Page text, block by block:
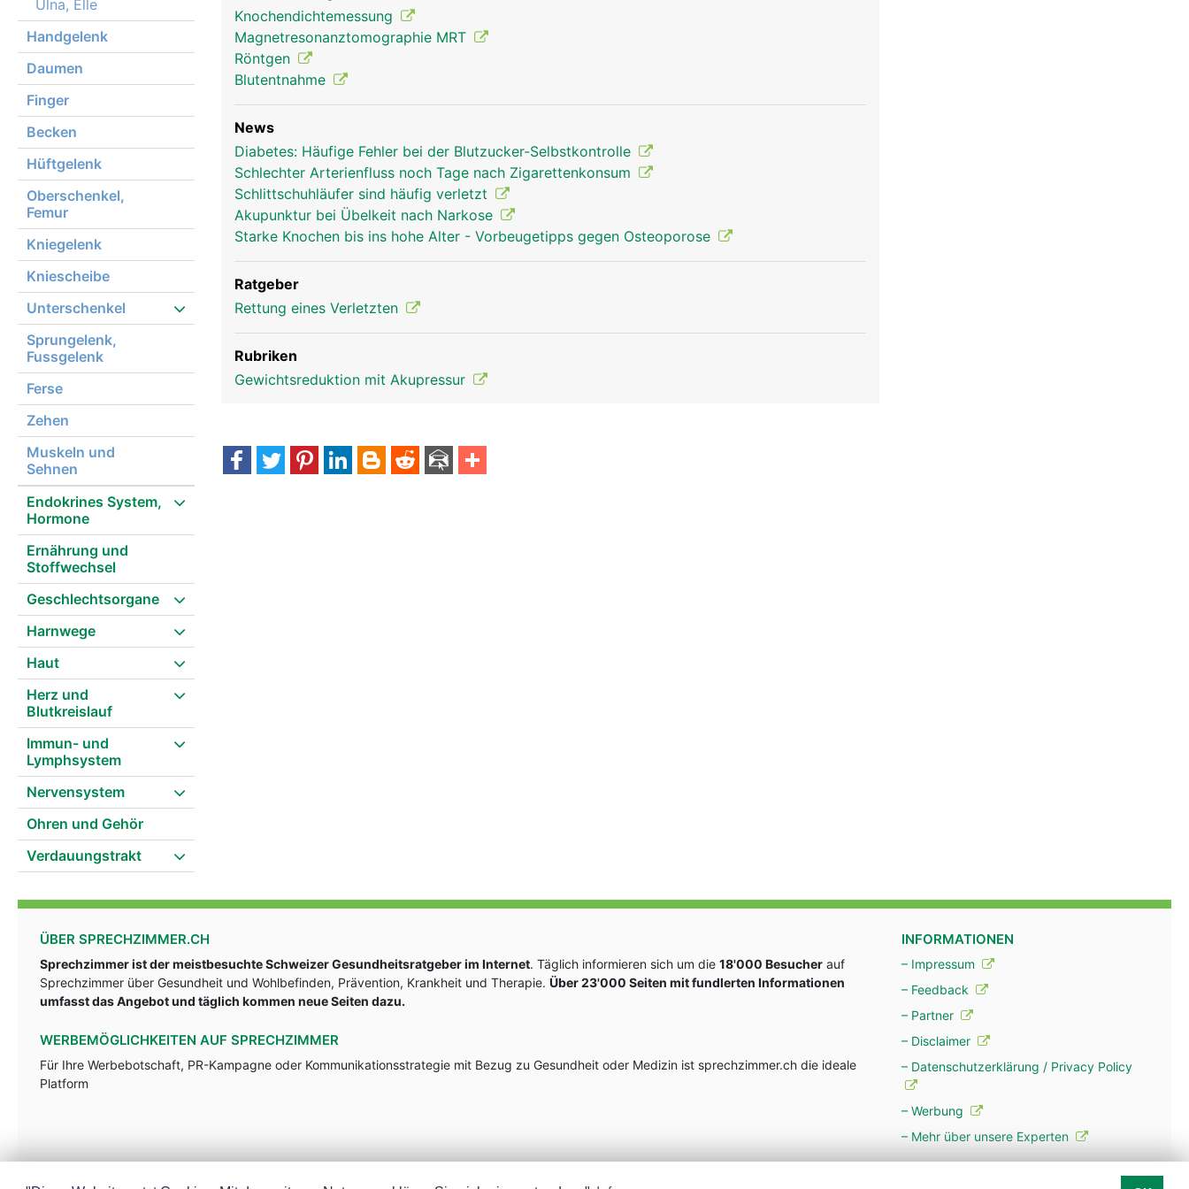
Ulna, Elle
Handgelenk
Daumen
Finger
Becken
Hüftgelenk
Oberschenkel,
Femur
Kniegelenk
Kniescheibe
Unterschenkel
Sprungelenk,
Fussgelenk
Ferse
Zehen
Muskeln und
Sehnen
Endokrines System,
Hormone
Ernährung und
Stoffwechsel
Geschlechtsorgane
Harnwege
Haut
Herz und
Blutkreislauf
Immun- und
Lymphsystem
Nervensystem
Ohren und Gehör
Verdauungstrakt
Knochendichtemessung
Magnetresonanztomographie MRT
Röntgen
Blutentnahme
News
Diabetes: Häufige Fehler bei der Blutzucker-Selbstkontrolle
Schlechter Arterienfluss noch Tage nach Zigarettenkonsum
Schlittschuhläufer sind häufig verletzt
Akupunktur bei Übelkeit nach Narkose
Starke Knochen bis ins hohe Alter - Vorbeugetipps gegen Osteoporose
Ratgeber
Rettung eines Verletzten
Rubriken
Gewichtsreduktion mit Akupressur
ÜBER SPRECHZIMMER.CH
Sprechzimmer ist der meistbesuchte Schweizer Gesundheitsratgeber im Internet. Täglich informieren sich um die 18'000 Besucher auf
Sprechzimmer über Gesundheit und Wohlbefinden, Prävention, Krankheit und Therapie. Über 23'000 Seiten mit fundlerten Informationen
umfasst das Angebot und täglich kommen neue Seiten dazu.
WERBEMÖGLICHKEITEN AUF SPRECHZIMMER
Für Ihre Werbebotschaft, PR-Kampagne oder Kommunikationsstrategie mit Bezug zu Gesundheit oder Medizin ist sprechzimmer.ch die ideale
Platform
INFORMATIONEN
– Impressum
– Feedback
– Partner
– Disclaimer
– Datenschutzerklärung / Privacy Policy
– Werbung
– Mehr über unsere Experten